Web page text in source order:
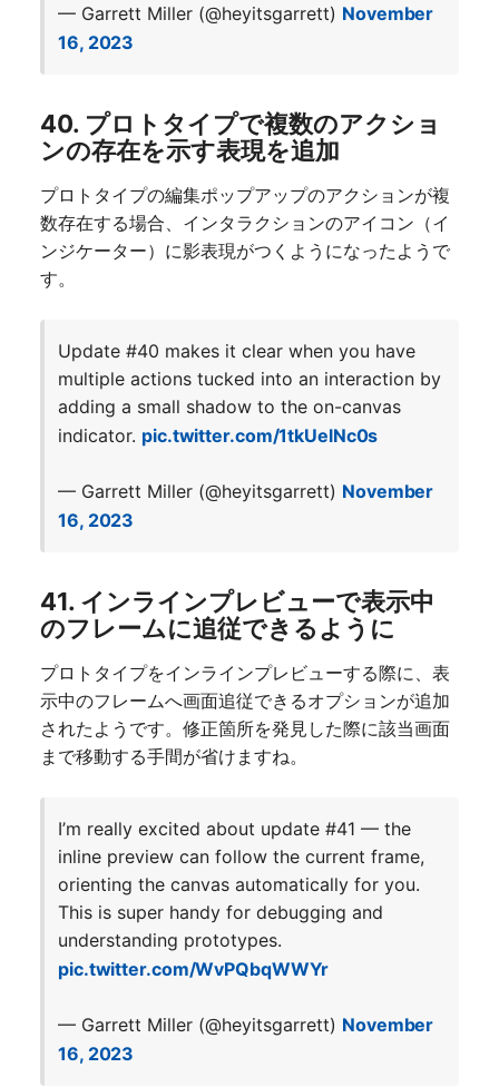
— Garrett Miller (@heyitsgarrett) November
16, 2023
40. プロトタイプで複数のアクショ
ンの存在を示す表現を追加
プロトタイプの編集ポップアップのアクションが複
数存在する場合、インタラクションのアイコン（イ
ンジケーター）に影表現がつくようになったようで
す。
Update #40 makes it clear when you have
multiple actions tucked into an interaction by
adding a small shadow to the on-canvas
indicator. pic.twitter.com/1tkUelNc0s
— Garrett Miller (@heyitsgarrett) November
16, 2023
41. インラインプレビューで表示中
のフレームに追従できるように
プロトタイプをインラインプレビューする際に、表
示中のフレームへ画面追従できるオプションが追加
されたようです。修正箇所を発見した際に該当画面
まで移動する手間が省けますね。
I’m really excited about update #41 — the
inline preview can follow the current frame,
orienting the canvas automatically for you.
This is super handy for debugging and
understanding prototypes.
pic.twitter.com/WvPQbqWWYr
— Garrett Miller (@heyitsgarrett) November
16, 2023